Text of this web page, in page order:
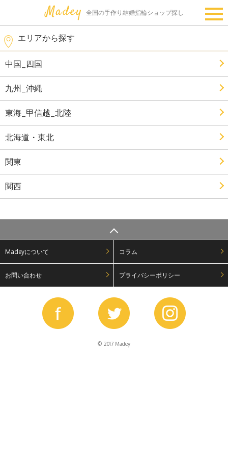
全国の手作り結婚指輪ショップ探し
エリアから探す
中国_四国
九州_沖縄
東海_甲信越_北陸
北海道・東北
関東
関西
Madeyについて コラム
お問い合わせ プライバシーポリシー
© 2017 Madey